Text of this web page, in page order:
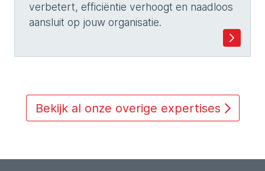
verbetert, efficiëntie verhoogt en naadloos
aansluit op jouw organisatie.
Bekijk al onze overige expertises